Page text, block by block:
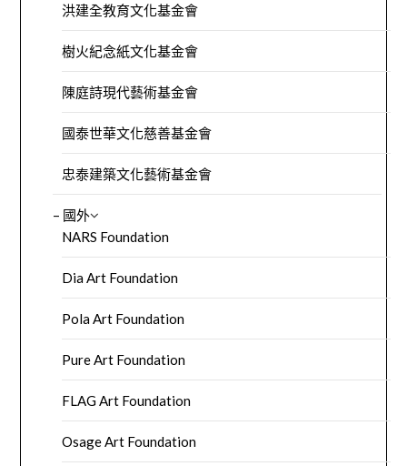
洪建全教育文化基金會
樹火紀念紙文化基金會
陳庭詩現代藝術基金會
國泰世華文化慈善基金會
忠泰建築文化藝術基金會
– 國外
NARS Foundation
Dia Art Foundation
Pola Art Foundation
Pure Art Foundation
FLAG Art Foundation
Osage Art Foundation